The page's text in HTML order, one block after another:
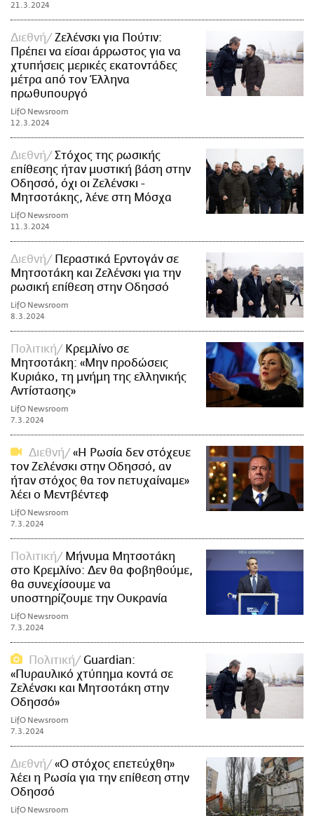
21.3.2024
Διεθνή
Ζελένσκι για Πούτιν:
Πρέπει να είσαι άρρωστος για να
χτυπήσεις μερικές εκατοντάδες
μέτρα από τον Έλληνα
πρωθυπουργό
LifO Newsroom
12.3.2024
Διεθνή
Στόχος της ρωσικής
επίθεσης ήταν μυστική βάση στην
Οδησσό, όχι οι Ζελένσκι -
Μητσοτάκης, λένε στη Μόσχα
LifO Newsroom
11.3.2024
Διεθνή
Περαστικά Ερντογάν σε
Μητσοτάκη και Ζελένσκι για την
ρωσική επίθεση στην Οδησσό
LifO Newsroom
8.3.2024
Πολιτική
Κρεμλίνο σε
Μητσοτάκη: «Μην προδώσεις
Κυριάκο, τη μνήμη της ελληνικής
Αντίστασης»
LifO Newsroom
7.3.2024
Διεθνή
«Η Ρωσία δεν στόχευε
τον Ζελένσκι στην Οδησσό, αν
ήταν στόχος θα τον πετυχαίναμε»
λέει ο Μεντβέντεφ
LifO Newsroom
7.3.2024
Πολιτική
Μήνυμα Μητσοτάκη
στο Κρεμλίνο: Δεν θα φοβηθούμε,
θα συνεχίσουμε να
υποστηρίζουμε την Ουκρανία
LifO Newsroom
7.3.2024
Πολιτική
Guardian:
«Πυραυλικό χτύπημα κοντά σε
Ζελένσκι και Μητσοτάκη στην
Οδησσό»
LifO Newsroom
7.3.2024
Διεθνή
«Ο στόχος επετεύχθη»
λέει η Ρωσία για την επίθεση στην
Οδησσό
LifO Newsroom